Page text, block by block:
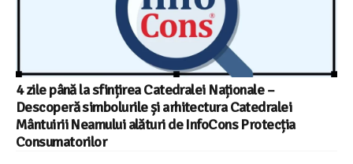
4 zile până la sfințirea Catedralei Naționale –
Descoperă simbolurile și arhitectura Catedralei
Mântuirii Neamului alături de InfoCons Protecția
Consumatorilor